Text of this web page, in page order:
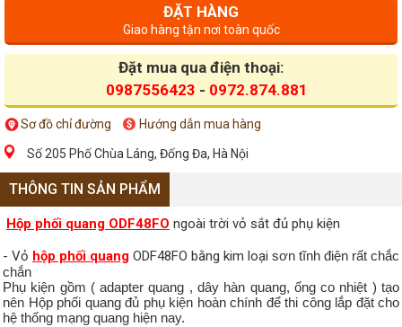
ĐẶT HÀNG
Giao hàng tận nơi toàn quốc
Đặt mua qua điện thoại:
0987556423 - 0972.874.881
Sơ đồ chỉ đường Hướng dẫn mua hàng
Số 205 Phố Chùa Láng, Đống Đa, Hà Nội
THÔNG TIN SẢN PHẨM
Hộp phối quang ODF48FO ngoài trời vỏ sắt đủ phụ kiện
- Vỏ hộp phối quang ODF48FO bằng kim loại sơn tĩnh điện rất chắc
chắn
Phụ kiện gồm ( adapter quang , dây hàn quang, ống co nhiệt ) tạo
nên Hộp phối quang đủ phụ kiện hoàn chính để thi công lắp đặt cho
hệ thống mạng quang hiện nay.